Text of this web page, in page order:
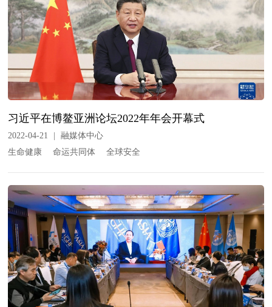
习近平在博鳌亚洲论坛2022年年会开幕式
2022-04-21 |
融媒体中心
生命健康
命运共同体 全球安全